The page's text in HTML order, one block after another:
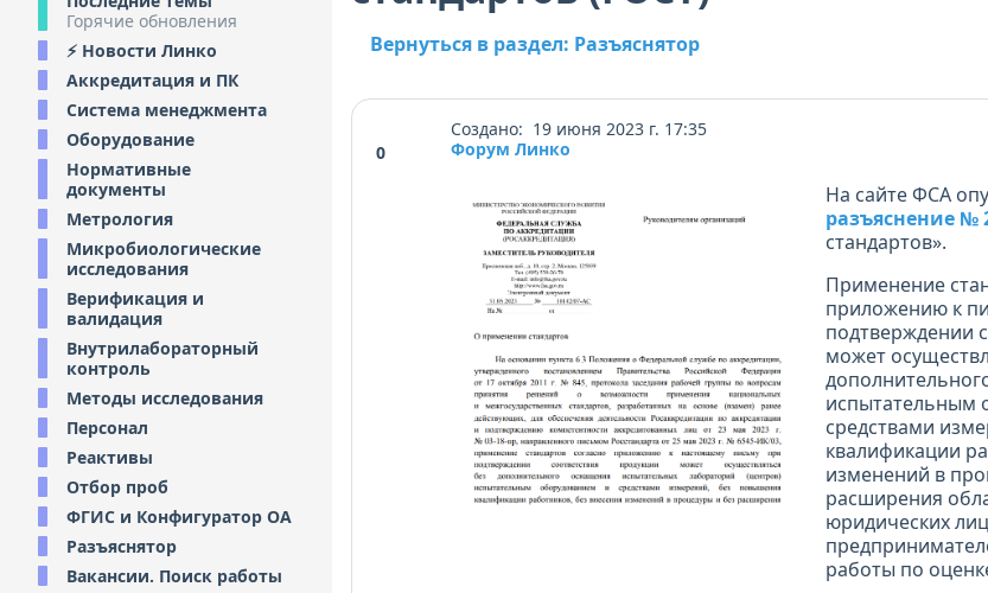
Горячие обновления
⚡ Новости Линко
Аккредитация и ПК
Система менеджмента
Оборудование
Нормативные
документы
Метрология
Микробиологические
исследования
Верификация и
валидация
Внутрилабораторный
контроль
Методы исследования
Персонал
Реактивы
Отбор проб
ФГИС и Конфигуратор ОА
Разъяснятор
Вакансии. Поиск работы
Вернуться в раздел: Разъяснятор
0
Создано: 19 июня 2023 г. 17:35
Форум Линко
На сайте ФСА
разъяснение №
стандартов».
Применение
приложению к
подтверждении
может
испытательным
средствами
квалификации
изменений в
расширения
юридических
работы по